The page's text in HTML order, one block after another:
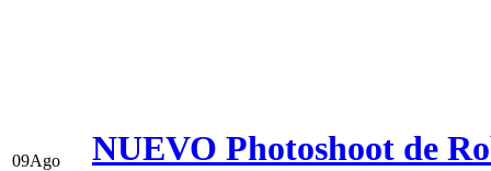
09Ago NUEVO Photoshoot de